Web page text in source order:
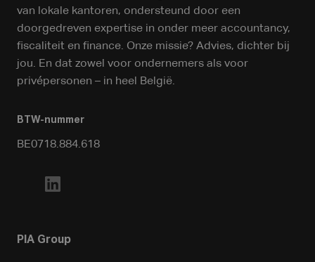
van lokale kantoren, ondersteund door een
doorgedreven expertise in onder meer accountancy,
fiscaliteit en finance. Onze missie? Advies, dichter bij
jou. En dat zowel voor ondernemers als voor
privépersonen – in heel België.
BTW-nummer
BE0718.884.618
PIA Group